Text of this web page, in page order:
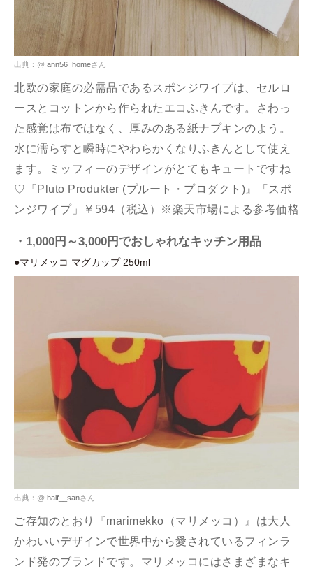
出典：@ ann56_homeさん
北欧の家庭の必需品であるスポンジワイプは、セルロ
ースとコットンから作られたエコふきんです。さわっ
た感覚は布ではなく、厚みのある紙ナプキンのよう。
水に濡らすと瞬時にやわらかくなりふきんとして使え
ます。ミッフィーのデザインがとてもキュートですね
♡『Pluto Produkter (プルート・プロダクト)』「スポ
ンジワイプ」￥594（税込）※楽天市場による参考価格
・1,000円～3,000円でおしゃれなキッチン用品
●マリメッコ マグカップ 250ml
出典：@ half__sanさん
ご存知のとおり『marimekko（マリメッコ）』は大人
かわいいデザインで世界中から愛されているフィンラ
ンド発のブランドです。マリメッコにはさまざまなキ